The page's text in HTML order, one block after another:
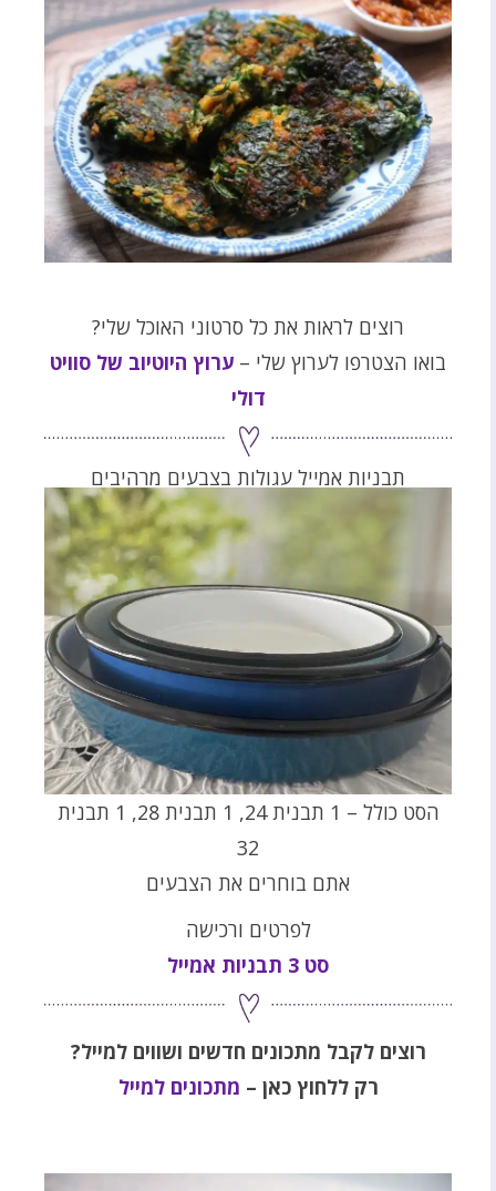
רוצים לראות את כל סרטוני האוכל שלי?
בואו הצטרפו לערוץ שלי – ערוץ היוטיוב של סוויט
דולי
תבניות אמייל עגולות בצבעים מרהיבים
הסט כולל – 1 תבנית 24, 1 תבנית 28, 1 תבנית
32
אתם בוחרים את הצבעים
לפרטים ורכישה
סט 3 תבניות אמייל
רוצים לקבל מתכונים חדשים ושווים למייל?
רק ללחוץ כאן – מתכונים למייל